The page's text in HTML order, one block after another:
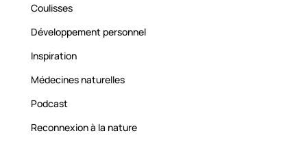
Coulisses
Développement personnel
Inspiration
Médecines naturelles
Podcast
Reconnexion à la nature